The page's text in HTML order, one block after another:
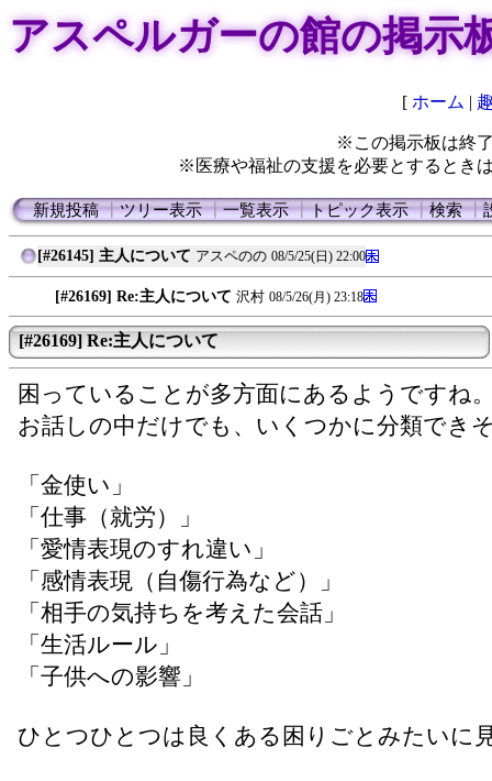
アスペルガーの館の掲示
[ ホーム |
※この掲示板は終
※医療や福祉の支援を必要とするとき
新規投稿┃ツリー表示┃一覧表示┃トピック表示┃検索┃
[#26145] 主人について アスペのの 08/5/25(日) 22:00
[#26169] Re:主人について 沢村 08/5/26(月) 23:18
[#26169] Re:主人について
困っていることが多方面にあるようですね
お話しの中だけでも、いくつかに分類でき
「金使い」
「仕事（就労）」
「愛情表現のすれ違い」
「感情表現（自傷行為など）」
「相手の気持ちを考えた会話」
「生活ルール」
「子供への影響」
ひとつひとつは良くある困りごとみたいに